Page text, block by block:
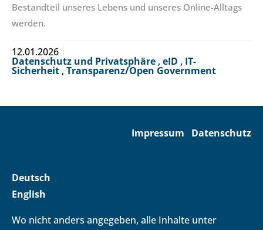
Bestandteil unseres Lebens und unseres Online-Alltags
werden.
12.01.2026
Datenschutz und Privatsphäre , eID , IT-
Sicherheit , Transparenz/Open Government
Impressum Datenschutz
Deutsch
English
Wo nicht anders angegeben, alle Inhalte unter